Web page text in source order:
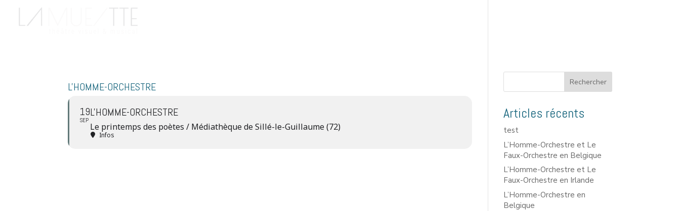
L'HOMME-ORCHESTRE
19
SEP
L'HOMME-ORCHESTRE
Le printemps des poètes / Médiathèque de Sillé-le-Guillaume (72)
Infos
Rechercher
Articles récents
test
L’Homme-Orchestre et Le
Faux-Orchestre en Belgique
L’Homme-Orchestre et Le
Faux-Orchestre en Irlande
L’Homme-Orchestre en
Belgique